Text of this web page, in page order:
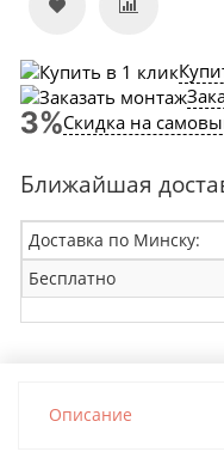
Скидка на
Ближайшая
Доставка по Минску:
Бесплатно
Описание